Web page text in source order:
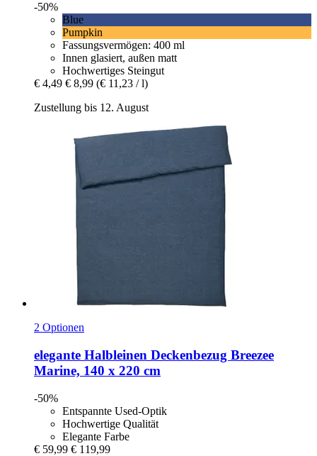
-50%
Blue
Pumpkin
Fassungsvermögen: 400 ml
Innen glasiert, außen matt
Hochwertiges Steingut
€ 4,49 € 8,99 (€ 11,23 / l)
Zustellung bis 12. August
2 Optionen
elegante Halbleinen Deckenbezug Breezee
Marine, 140 x 220 cm
-50%
Entspannte Used-Optik
Hochwertige Qualität
Elegante Farbe
€ 59,99 € 119,99